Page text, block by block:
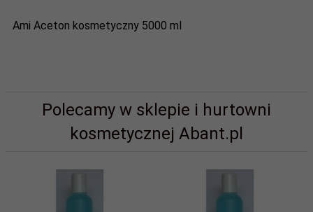
Ami Aceton kosmetyczny 5000 ml
Polecamy w sklepie i hurtowni
kosmetycznej Abant.pl